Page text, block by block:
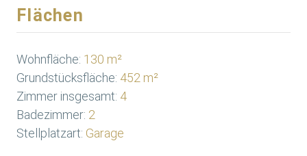
Flächen
Wohnfläche: 130 m²
Grundstücksfläche: 452 m²
Zimmer insgesamt: 4
Badezimmer: 2
Stellplatzart: Garage